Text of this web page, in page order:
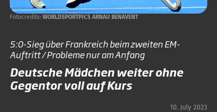
Fotocredits: WORLDSPORTPICS ARNAU BENAVENT
5:0-Sieg über Frankreich beim zweiten EM-
Auftritt / Probleme nur am Anfang
Deutsche Mädchen weiter ohne
Gegentor voll auf Kurs
10. July 2023